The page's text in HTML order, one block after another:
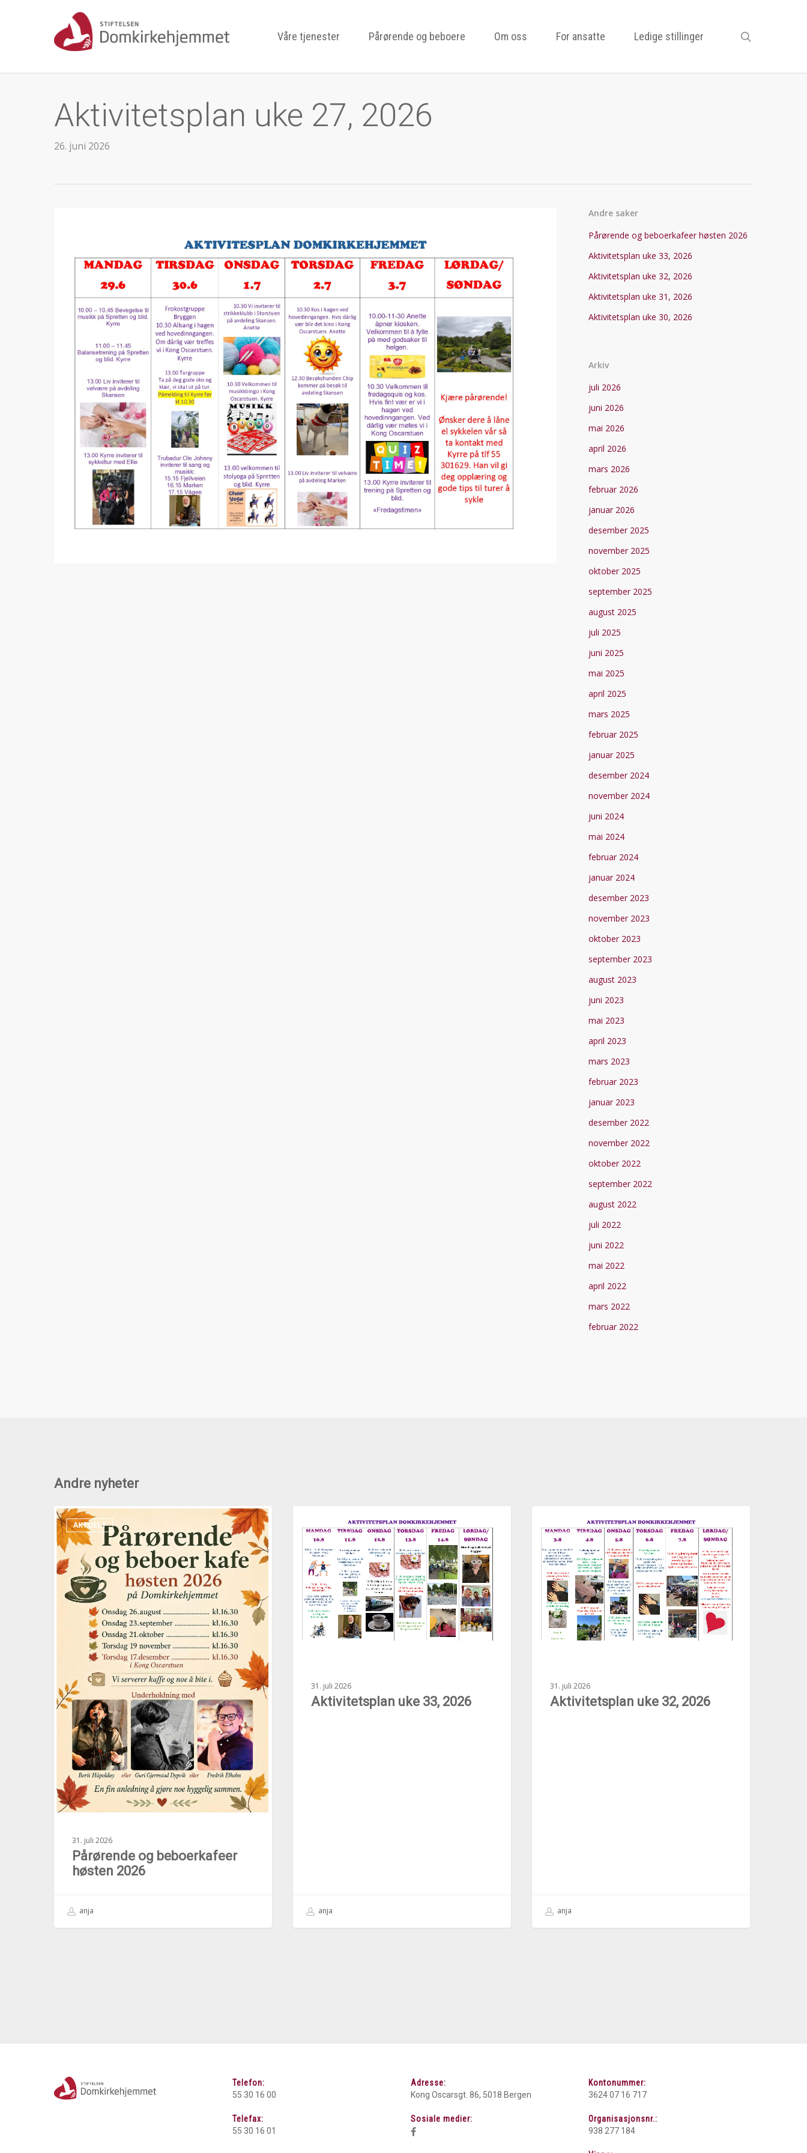
Våre tjenester Pårørende og beboere Om oss For ansatte Ledige stillinger
Aktivitetsplan uke 27, 2026
26. juni 2026
Andre saker
Pårørende og beboerkafeer høsten 2026
Aktivitetsplan uke 33, 2026
Aktivitetsplan uke 32, 2026
Aktivitetsplan uke 31, 2026
Aktivitetsplan uke 30, 2026
Arkiv
juli 2026
juni 2026
mai 2026
april 2026
mars 2026
februar 2026
januar 2026
desember 2025
november 2025
oktober 2025
september 2025
august 2025
juli 2025
juni 2025
mai 2025
april 2025
mars 2025
februar 2025
januar 2025
desember 2024
november 2024
juni 2024
mai 2024
februar 2024
januar 2024
desember 2023
november 2023
oktober 2023
september 2023
august 2023
juni 2023
mai 2023
april 2023
mars 2023
februar 2023
januar 2023
desember 2022
november 2022
oktober 2022
september 2022
august 2022
juli 2022
juni 2022
mai 2022
april 2022
mars 2022
februar 2022
Andre nyheter
AKTUELT
Pårørende
og
beboerkafeer
høsten
2026
31. juli 2026
Pårørende og beboerkafeer
høsten 2026
anja
uke
2026
31. juli 2026
Aktivitetsplan uke 33, 2026
anja
uke
2026
31. juli 2026
Aktivitetsplan uke 32, 2026
anja
Telefon:
55 30 16 00
Telefax:
55 30 16 01
Adresse:
Kong Oscarsgt. 86, 5018 Bergen
Sosiale medier:
Kontonummer:
3624 07 16 717
Organisasjonsnr.:
938 277 184